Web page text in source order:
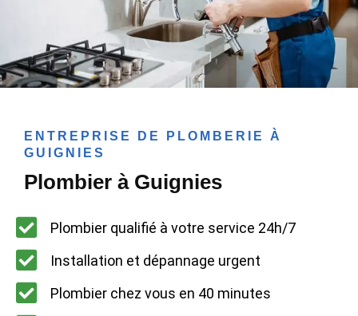
ENTREPRISE DE PLOMBERIE À
GUIGNIES
Plombier à Guignies
Plombier qualifié à votre service 24h/7
Installation et dépannage urgent
Plombier chez vous en 40 minutes